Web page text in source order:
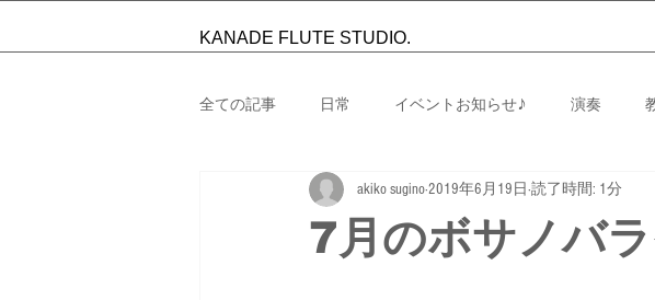
KANADE FLUTE STUDIO.
全ての記事 日常 イベントお知らせ♪ 演奏
教室からお知らせ イベントお知らせ♪
7月のボサノバ
akiko sugino2019年6月19日 読了時間: 1分